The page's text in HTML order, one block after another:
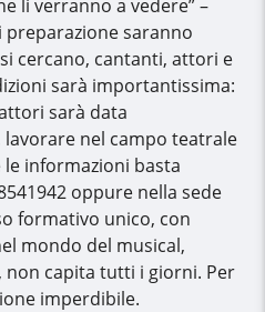
li verranno a vedere” –
preparazione saranno
cercano, cantanti, attori e
sarà importantissima:
sarà data
nel campo teatrale
informazioni basta
oppure nella sede
formativo unico, con
mondo del musical,
capita tutti i giorni. Per
imperdibile.